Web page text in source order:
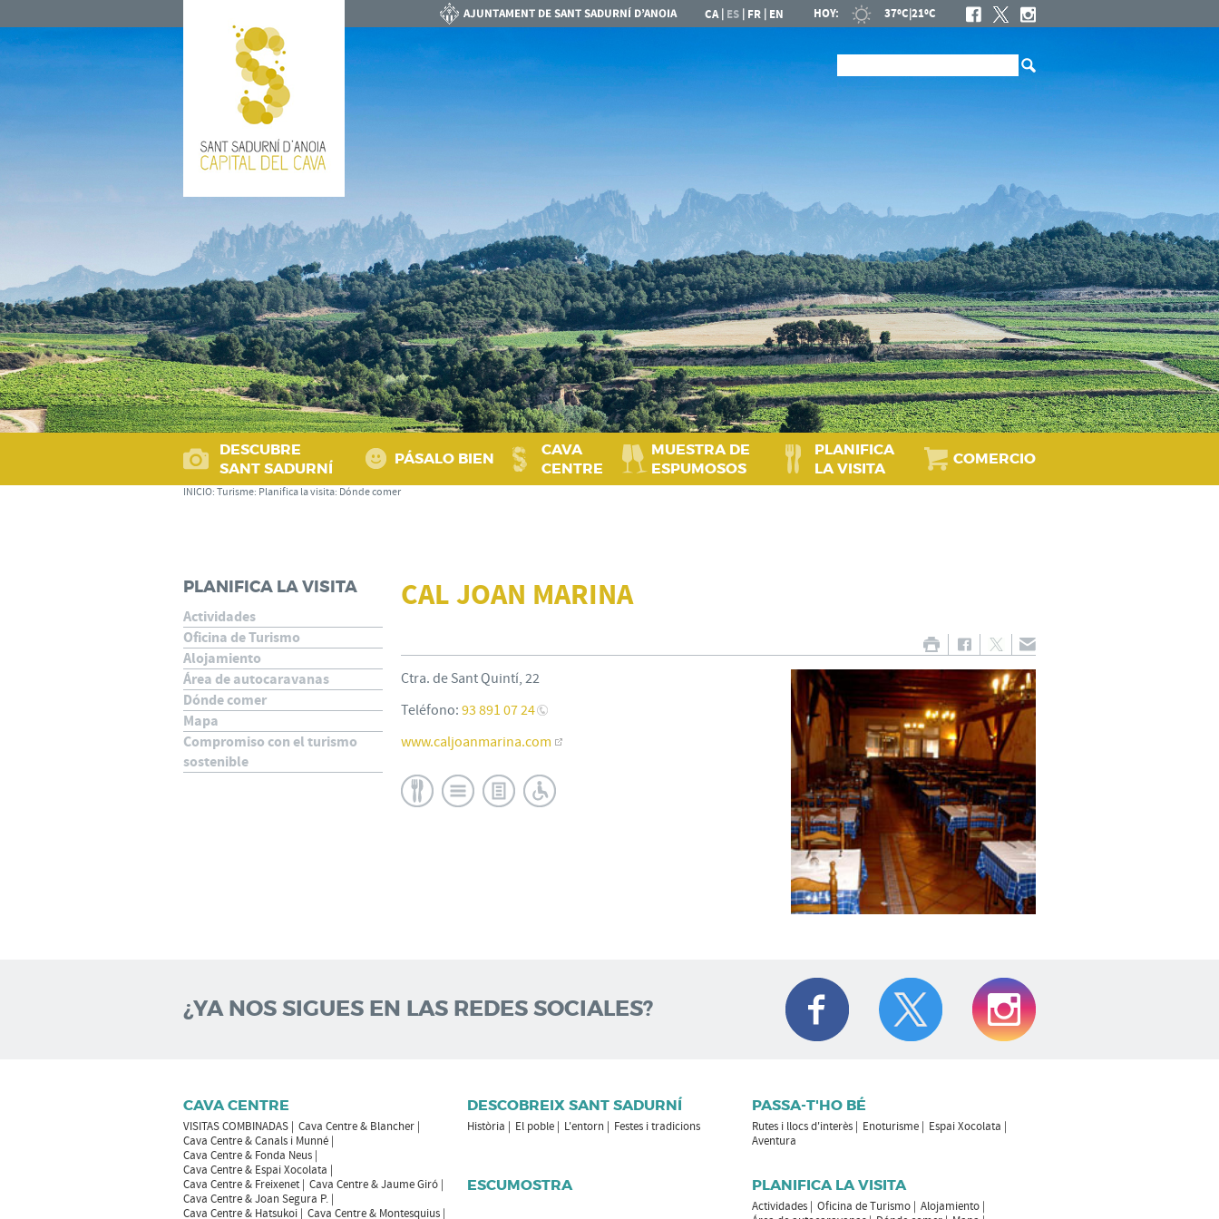
CA| ES | FR | EN HOY: 37ºC|21ºC
DESCUBRE
SANT SADURNÍ
PÁSALO BIEN
CAVA
CENTRE
MUESTRA DE
ESPUMOSOS
PLANIFICA
LA VISITA
COMERCIO
INICIO: Turisme: Planifica la visita: Dónde comer
PLANIFICA LA VISITA
Actividades
Oficina de Turismo
Alojamiento
Área de autocaravanas
Dónde comer
Mapa
Compromiso con el turismo
sostenible
CAL JOAN MARINA
Ctra. de Sant Quintí, 22
Teléfono: 93 891 07 24
www.caljoanmarina.com
¿YA NOS SIGUES EN LAS REDES SOCIALES?
CAVA CENTRE
VISITAS COMBINADAS
Cava Centre & Blancher
Cava Centre & Canals i Munné
Cava Centre & Fonda Neus
Cava Centre & Espai Xocolata
Cava Centre & Freixenet
Cava Centre & Jaume Giró
Cava Centre & Joan Segura P.
Cava Centre & Hatsukoi
Cava Centre & Montesquius
DESCOBREIX SANT SADURNÍ
Història El poble L'entorn Festes i tradicions
PASSA-T'HO BÉ
Rutes i llocs d'interès Enoturisme
Espai Xocolata
Aventura
ESCUMOSTRA PLANIFICA LA VISITA
Actividades Oficina de Turismo
Alojamiento